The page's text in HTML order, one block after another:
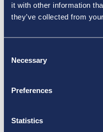
it with other information
they’ve collected from
Selection
Necessary
Preferences
Statistics
Leadership for the
9 dage · 16.11.2026